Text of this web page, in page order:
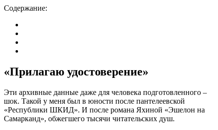
Содержание:
«Прилагаю удостоверение»
Эти архивные данные даже для человека подготовленного –
шок. Такой у меня был в юности после пантелеевской
«Республики ШКИД». И после романа Яхиной «Эшелон на
Самарканд», обжегшего тысячи читательских душ.